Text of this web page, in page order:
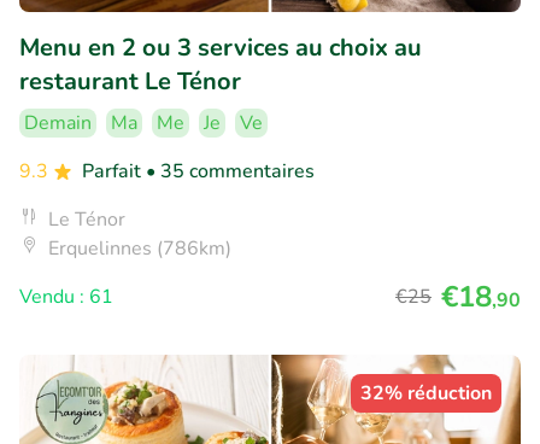
Menu en 2 ou 3 services au choix au
restaurant Le Ténor
Demain Ma Me Je
Ve
9.3
Parfait • 35 commentaires
Le Ténor
Erquelinnes (786km)
Vendu : 61
€25 €18,90
32% réduction